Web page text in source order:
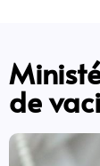
de